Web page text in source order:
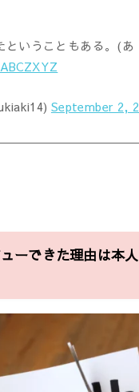
ということもある。(あ
September 2,
ーできた理由は本